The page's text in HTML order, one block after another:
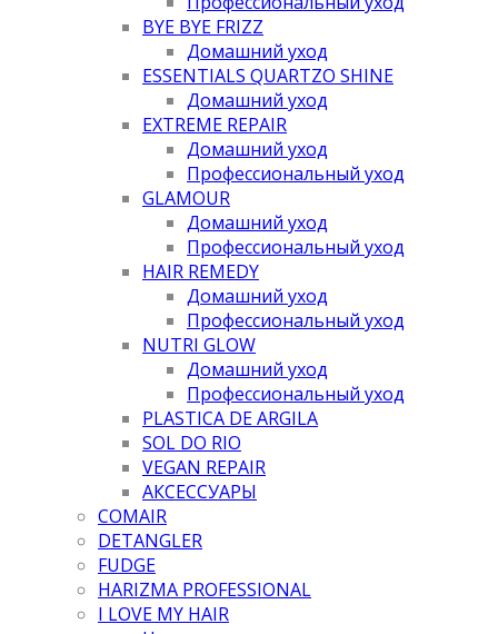
BYE BYE FRIZZ
Домашний уход
ESSENTIALS QUARTZO SHINE
Домашний уход
EXTREME REPAIR
Домашний уход
Профессиональный уход
GLAMOUR
Домашний уход
Профессиональный уход
HAIR REMEDY
Домашний уход
Профессиональный уход
NUTRI GLOW
Домашний уход
Профессиональный уход
PLASTICA DE ARGILA
SOL DO RIO
VEGAN REPAIR
АКСЕССУАРЫ
COMAIR
DETANGLER
FUDGE
HARIZMA PROFESSIONAL
I LOVE MY HAIR